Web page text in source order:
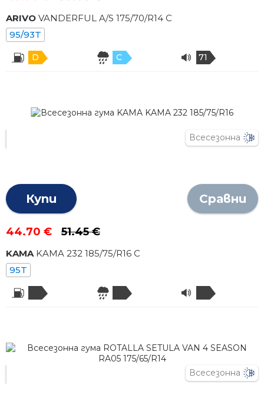
ARIVO VANDERFUL A/S 175/70/R14 C
95/93T
D C 71
Всесезонна
Купи Сравни
44.70 € 51.45 €
KAMA KAMA 232 185/75/R16 C
95T
Всесезонна